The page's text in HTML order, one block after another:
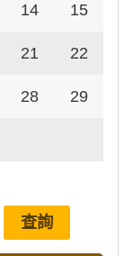
14 15
21 22
28 29